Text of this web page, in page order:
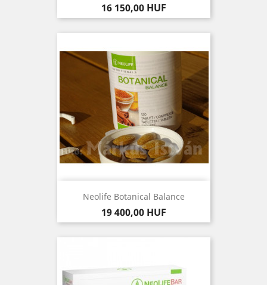
Ár
16 150,00 HUF
Neolife Botanical Balance
Ár
19 400,00 HUF